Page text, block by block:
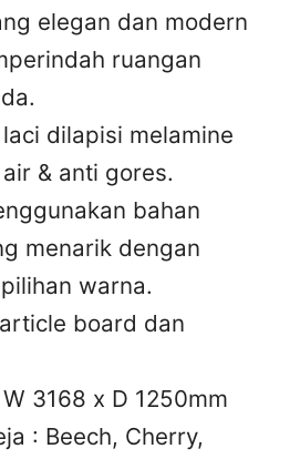
elegan dan modern
ruangan
dilapisi melamine
& anti gores.
bahan
menarik dengan
warna.
board dan
3168 x D 1250mm
: Beech, Cherry,